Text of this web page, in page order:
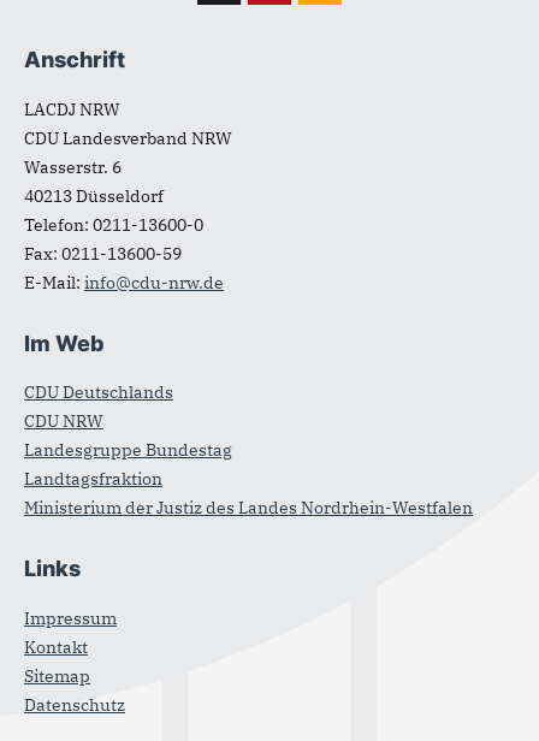
Anschrift
LACDJ NRW
CDU Landesverband NRW
Wasserstr. 6
40213Düsseldorf
Telefon: 0211-13600-0
Fax: 0211-13600-59
E-Mail: info@cdu-nrw.de
Im Web
CDU Deutschlands
CDU NRW
Landesgruppe Bundestag
Landtagsfraktion
Ministerium der Justiz des Landes Nordrhein-Westfalen
Links
Impressum
Kontakt
Sitemap
Datenschutz